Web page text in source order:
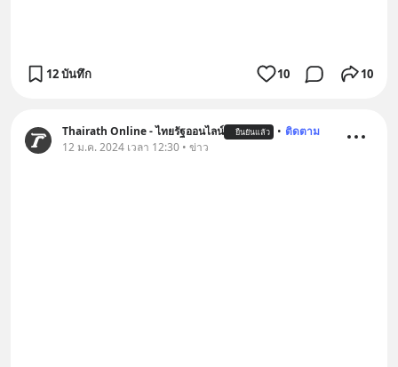
12 บันทึก 10 10
Thairath Online - ไทยรัฐออนไลน์ ยืนยันแล้ว • ติดตาม
12 ม.ค. 2024 เวลา 12:30 • ข่าว